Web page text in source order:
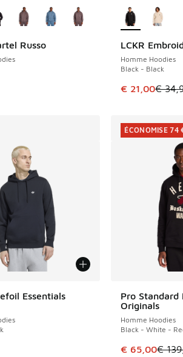
€ 34,99 à € 23,00
Russo LCKR
Homme Hoodies
Black - Black
Cet article
€ 21,00€
ÉCONOMISE 13
Essentials
Pro Standard
Originals
Homme Hoodies
Black - White -
Cet article
€ 65,00€
ÉCONOMISE 74
ÉCONOMISE 74